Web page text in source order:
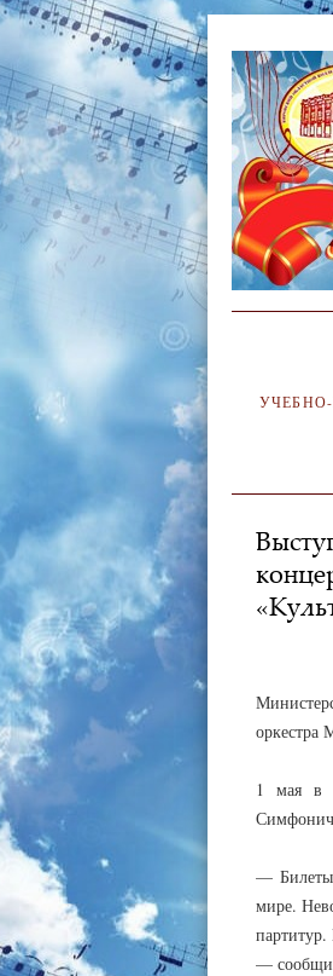
оркестра
1 мая в
— Билеты
мире.
—